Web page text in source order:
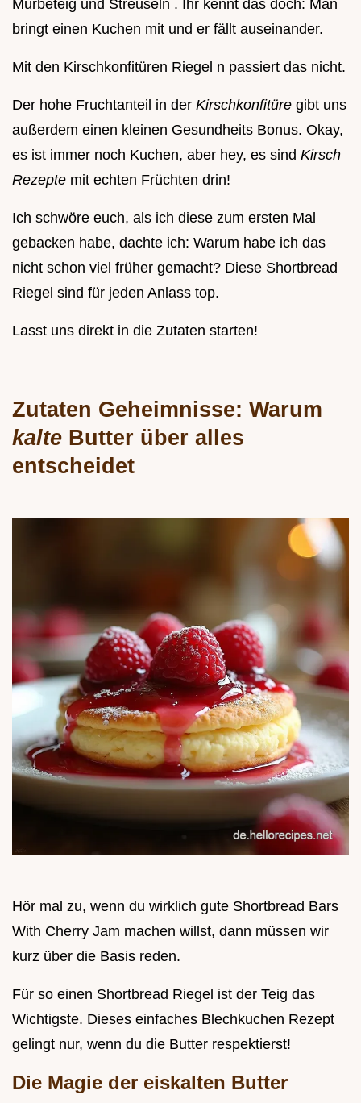
Mürbeteig und Streuseln . Ihr kennt das doch: Man
bringt einen Kuchen mit und er fällt auseinander.
Mit den Kirschkonfitüren Riegel n passiert das nicht.
Der hohe Fruchtanteil in der Kirschkonfitüre gibt uns
außerdem einen kleinen Gesundheits Bonus. Okay,
es ist immer noch Kuchen, aber hey, es sind Kirsch
Rezepte mit echten Früchten drin!
Ich schwöre euch, als ich diese zum ersten Mal
gebacken habe, dachte ich: Warum habe ich das
nicht schon viel früher gemacht? Diese Shortbread
Riegel sind für jeden Anlass top.
Lasst uns direkt in die Zutaten starten!
Zutaten Geheimnisse: Warum
kalte Butter über alles
entscheidet
Hör mal zu, wenn du wirklich gute Shortbread Bars
With Cherry Jam machen willst, dann müssen wir
kurz über die Basis reden.
Für so einen Shortbread Riegel ist der Teig das
Wichtigste. Dieses einfaches Blechkuchen Rezept
gelingt nur, wenn du die Butter respektierst!
Die Magie der eiskalten Butter